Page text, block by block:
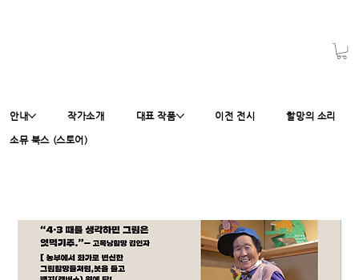
안내 작가소개 대표 작품 이전 전시 할망의 소리
소뮤 북스 (스토어)